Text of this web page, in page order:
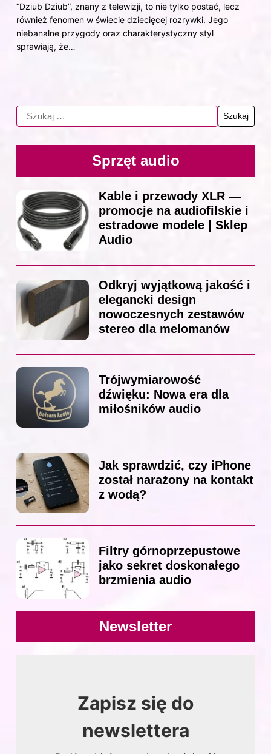
“Dziub Dziub”, znany z telewizji, to nie tylko postać, lecz
również fenomen w świecie dziecięcej rozrywki. Jego
niebanalne przygody oraz charakterystyczny styl
sprawiają, że…
Sprzęt audio
Kable i przewody XLR —
promocje na audiofilskie i
estradowe modele | Sklep
Audio
Odkryj wyjątkową jakość i
elegancki design
nowoczesnych zestawów
stereo dla melomanów
Trójwymiarowość
dźwięku: Nowa era dla
miłośników audio
Jak sprawdzić, czy iPhone
został narażony na kontakt
z wodą?
Filtry górnoprzepustowe
jako sekret doskonałego
brzmienia audio
Newsletter
Zapisz się do
newslettera